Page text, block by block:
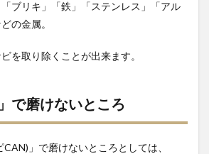
「ブリキ」「鉄」「ステンレス」「アル
の金属。
を取り除くことが出来ます。
で磨けないところ
CAN)」で磨けないところとしては、